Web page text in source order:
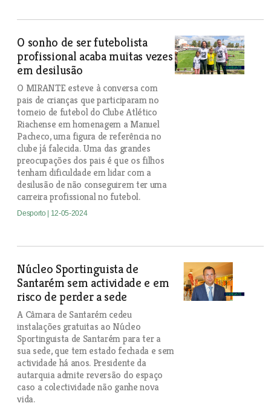
O sonho de ser futebolista
profissional acaba muitas vezes
em desilusão
O MIRANTE esteve à conversa com
pais de crianças que participaram no
torneio de futebol do Clube Atlético
Riachense em homenagem a Manuel
Pacheco, uma figura de referência no
clube já falecida. Uma das grandes
preocupações dos pais é que os filhos
tenham dificuldade em lidar com a
desilusão de não conseguirem ter uma
carreira profissional no futebol.
Desporto | 12-05-2024
Núcleo Sportinguista de
Santarém sem actividade e em
risco de perder a sede
A Câmara de Santarém cedeu
instalações gratuitas ao Núcleo
Sportinguista de Santarém para ter a
sua sede, que tem estado fechada e sem
actividade há anos. Presidente da
autarquia admite reversão do espaço
caso a colectividade não ganhe nova
vida.